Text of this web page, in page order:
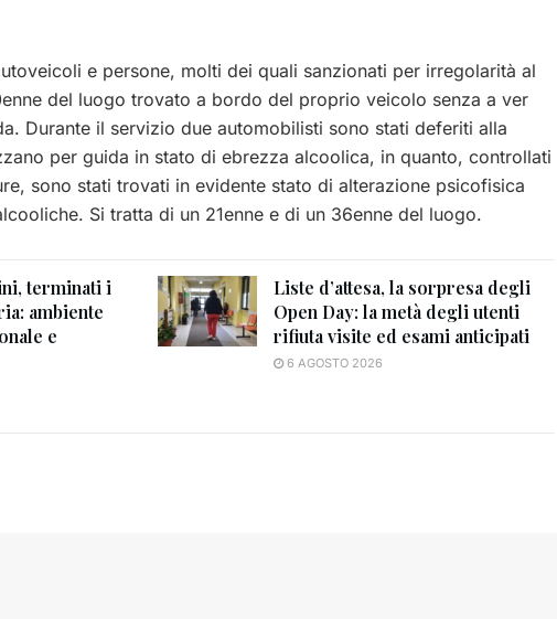
e persone, molti dei quali sanzionati per irregolarità al
del luogo trovato a bordo del proprio veicolo senza a ver
Durante il servizio due automobilisti sono stati deferiti alla
per guida in stato di ebrezza alcoolica, in quanto, controllati
sono stati trovati in evidente stato di alterazione psicofisica
Si tratta di un 21enne e di un 36enne del luogo.
terminati i
ambiente
e
Liste d’attesa, la sorpresa degli
Open Day: la metà degli utenti
rifiuta visite ed esami anticipati
6 AGOSTO 2026